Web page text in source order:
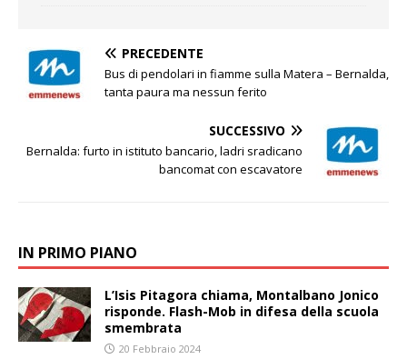
PRECEDENTE
Bus di pendolari in fiamme sulla Matera – Bernalda,
tanta paura ma nessun ferito
SUCCESSIVO
Bernalda: furto in istituto bancario, ladri sradicano
bancomat con escavatore
IN PRIMO PIANO
L’Isis Pitagora chiama, Montalbano Jonico
risponde. Flash-Mob in difesa della scuola
smembrata
20 Febbraio 2024